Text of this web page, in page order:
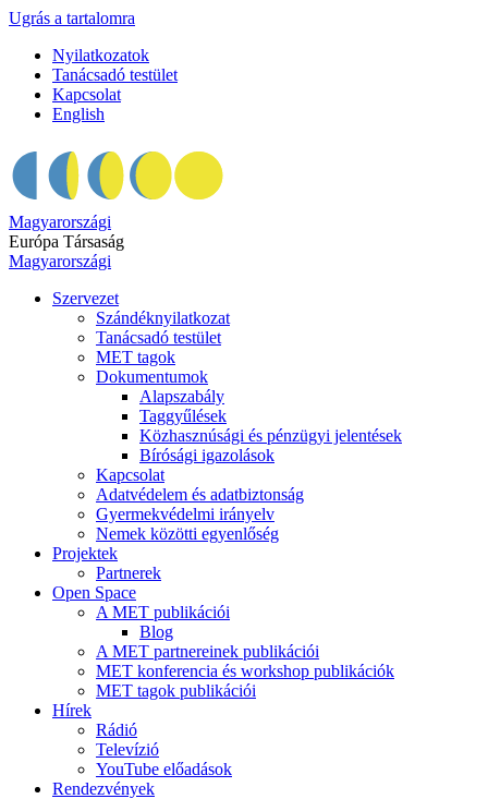
Ugrás a tartalomra
Nyilatkozatok
Tanácsadó testület
Kapcsolat
English
Magyarországi
Európa Társaság
Magyarországi
Szervezet
Szándéknyilatkozat
Tanácsadó testület
MET tagok
Dokumentumok
Alapszabály
Taggyűlések
Közhasznúsági és pénzügyi jelentések
Bírósági igazolások
Kapcsolat
Adatvédelem és adatbiztonság
Gyermekvédelmi irányelv
Nemek közötti egyenlőség
Projektek
Partnerek
Open Space
A MET publikációi
Blog
A MET partnereinek publikációi
MET konferencia és workshop publikációk
MET tagok publikációi
Hírek
Rádió
Televízió
YouTube előadások
Rendezvények